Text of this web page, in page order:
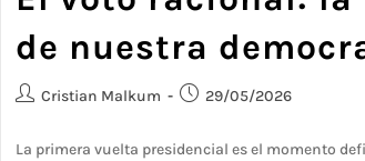
de nuestra
Cristian Malkum 29/05/2026
La primera vuelta presidencial es el momento